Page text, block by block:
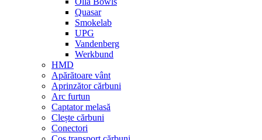
Quasar
Smokelab
UPG
Vandenberg
Werkbund
HMD
Apărătoare vânt
Aprinzător cărbuni
Arc furtun
Captator melasă
Clește cărbuni
Conectori